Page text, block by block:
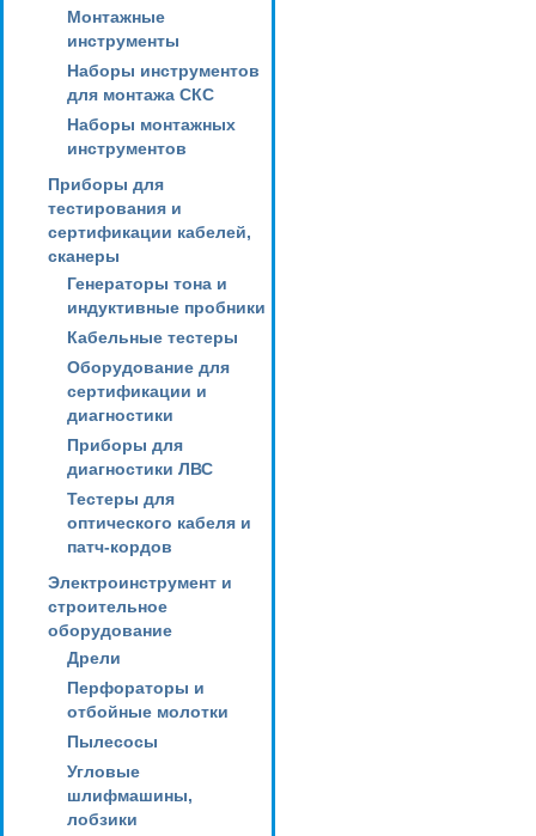
Монтажные
инструменты
Наборы инструментов
для монтажа СКС
Наборы монтажных
инструментов
Приборы для
тестирования и
сертификации кабелей,
сканеры
Генераторы тона и
индуктивные пробники
Кабельные тестеры
Оборудование для
сертификации и
диагностики
Приборы для
диагностики ЛВС
Тестеры для
оптического кабеля и
патч-кордов
Электроинструмент и
строительное
оборудование
Дрели
Перфораторы и
отбойные молотки
Пылесосы
Угловые
шлифмашины,
лобзики